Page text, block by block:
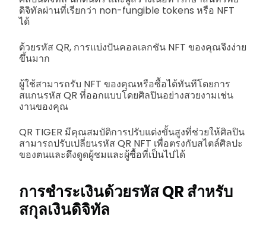
ดิจิทัลผ่านที่เรียกว่า non-fungible tokens หรือ NFT
ได้
ด้วยรหัส QR, การแบ่งปันคอลเลกชัน NFT ของคุณจึงง่าย
ขึ้นมาก
ผู้ใช้สามารถรับ NFT ของคุณหรือซื้อได้ทันทีโดยการ
สแกนรหัส QR ที่ออกแบบโดยศิลปินอย่างสวยงามเช่น
งานของคุณ
QR TIGER มีคุณสมบัติการปรับแต่งขั้นสูงที่ช่วยให้ศิลปิน
สามารถปรับเปลี่ยนรหัส QR NFT เพื่อตรงกับสไตล์ศิลปะ
ของตนและดึงดูดผู้ชมและผู้ซื้อที่เป็นไปได้
การชำระเงินด้วยรหัส QR สำหรับ
สกุลเงินดิจิทัล